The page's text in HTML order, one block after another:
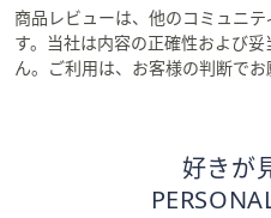
商品レビューは、他のコミュニ
す。当社は内容の正確性および
ん。ご利用は、お客様の判断でお
好きが